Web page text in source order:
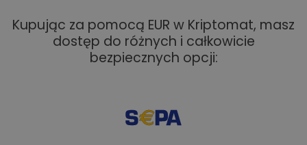
Kupując za pomocą EUR w Kriptomat, masz
dostęp do różnych i całkowicie
bezpiecznych opcji: